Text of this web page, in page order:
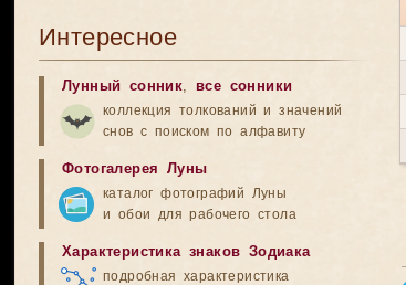
Интересное
Лунный сонник, все сонники
коллекция толкований и значений
снов с поиском по алфавиту
Фотогалерея Луны
каталог фотографий Луны
и обои для рабочего стола
Характеристика знаков Зодиака
подробная характеристика